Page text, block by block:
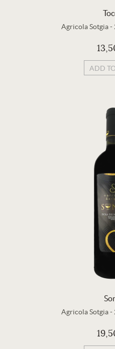
Agricola Sotgia -
ADD
Agricola Sotgia -